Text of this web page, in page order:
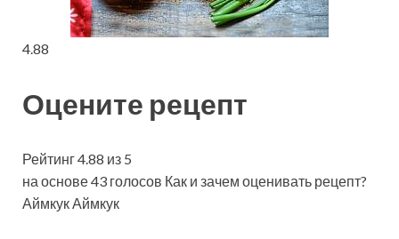
4.88
Оцените рецепт
Рейтинг 4.88 из 5
на основе 43 голосов Как и зачем оценивать рецепт?
Аймкук Аймкук